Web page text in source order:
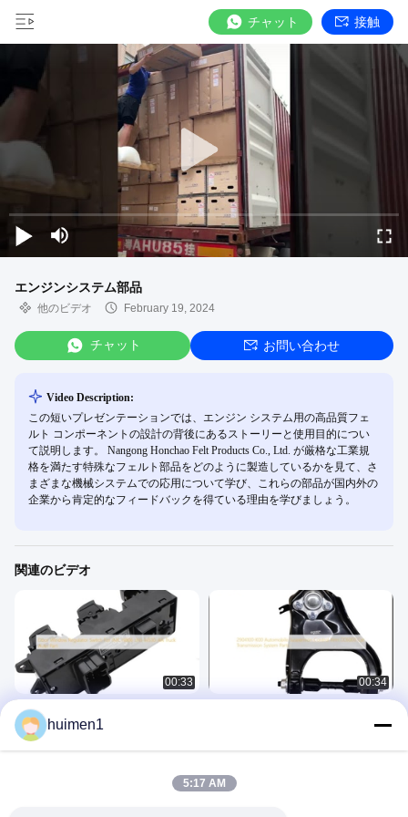
チャット 接触
エンジンシステム部品
他のビデオ February 19, 2024
チャット お問い合わせ
Video Description:
この短いプレゼンテーションでは、エンジン システム用の高品質フェ
ルト コンポーネントの設計の背後にあるストーリーと使用目的につい
て説明します。 Nangong Honchao Felt Products Co., Ltd. が厳格な工業規
格を満たす特殊なフェルト部品をどのように製造しているかを見て、さ
まざまな機械システムでの応用について学び、これらの部品が国内外の
企業から肯定的なフィードバックを得ている理由を学びましょう。
関連のビデオ
00:33
JMC N806 LN1-14530-AA トラック
オート部品のためのドア・ウィンド
ウ・レギュレータースイッチ
維持の部品
00:34
CC6060 自動車のトランスミッショ
huimen1
5:17 AM